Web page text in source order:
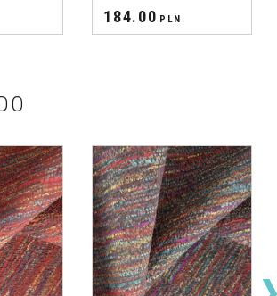
184.00 PLN